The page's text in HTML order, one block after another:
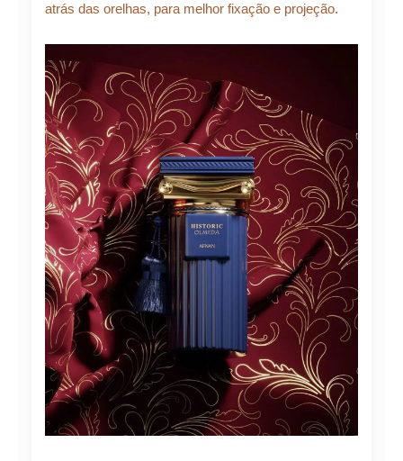
atrás das orelhas, para melhor fixação e projeção.